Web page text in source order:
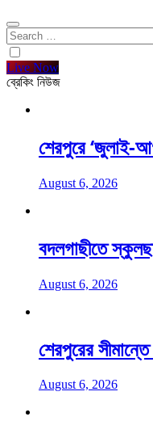
Search
for:
Live Now
ব্রেকিং নিউজ
শেরপুরে ‘জুলাই-
August 6, 2026
বদলগাছীতে
August 6, 2026
শেরপুরের
August 6, 2026